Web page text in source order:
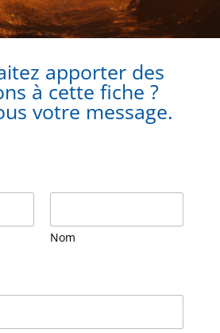
apporter des
à cette fiche ?
votre message.
Nom